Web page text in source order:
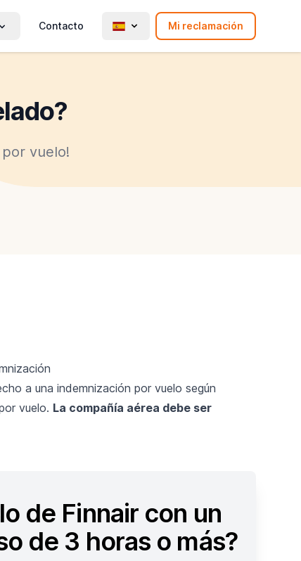
Contacto Mi reclamación
vuelo!
a una indemnización por vuelo según
vuelo. La compañía aérea debe ser
de Finnair con un
de 3 horas o más?